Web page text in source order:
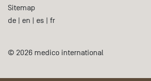
Sitemap
de | en | es | fr
© 2026 medico international